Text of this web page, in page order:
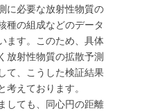
に必要な放射性物質の
種の組成などのデータ
ます。このため、具体
放射性物質の拡散予測
て、こうした検証結果
えております。
しても、同心円の距離